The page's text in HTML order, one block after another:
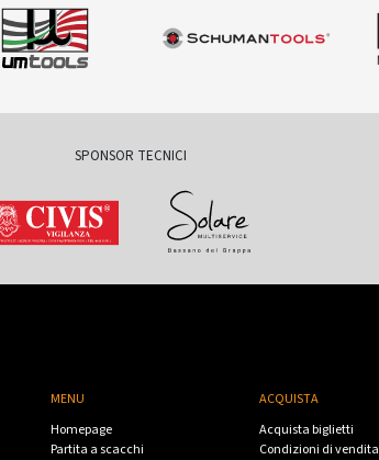
SPONSOR TECNICI
MENU
Homepage
Partita a scacchi
ACQUISTA
Acquista biglietti
Condizioni di vendita